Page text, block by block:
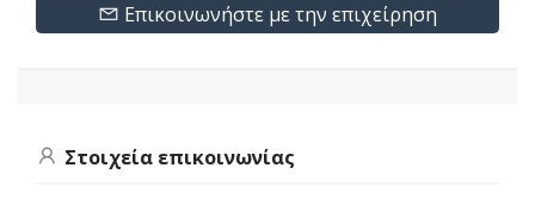
Επικοινωνήστε με την επιχείρηση
Στοιχεία επικοινωνίας